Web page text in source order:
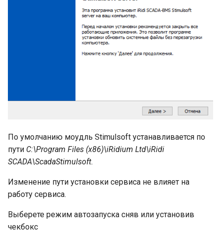
Итог группы данных
Сохранение изменений
По умолчанию моудль Stimulsoft устанавливается по
пути C:\Program Files (x86)\iRidium Ltd\iRidi
SCADA\ScadaStimulsoft.
Изменение пути установки сервиса не влияет на
работу сервиса.
Выберете режим автозапуска сняв или установив
чекбокс